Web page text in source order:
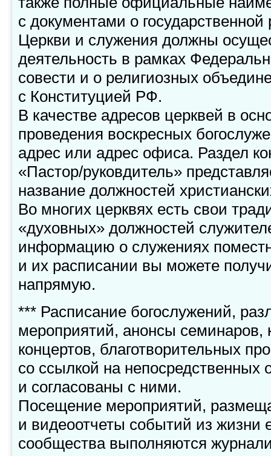
с документами о государственной
Церкви и служения должны
деятельность в рамках
совести и о религиозных
с Конституцией РФ.
В качестве адресов церквей в
проведения воскресных
адрес или адрес офиса. Раздел
«Пастор/руковдитель»
название должностей
Во многих церквях есть свои
«духовных» должностей
информацию о служениях
и их расписании вы можете
напрямую.
*** Расписание богослужений,
мероприятий, анонсы семинаров,
концертов, благотворительных
со ссылкой на непосредственных
и согласованы с ними.
Посещение мероприятий,
и видеоотчеты событий из жизни
сообщества выполняются